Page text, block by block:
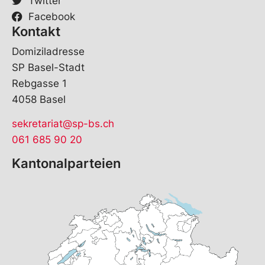
Facebook
Kontakt
Domiziladresse
SP Basel-Stadt
Rebgasse 1
4058 Basel
sekretariat@sp-bs.ch
061 685 90 20
Kantonalparteien